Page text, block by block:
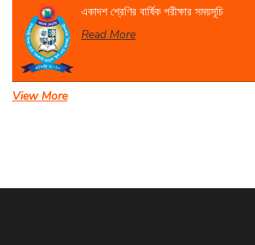
একাদশ শ্রেণির বার্ষিক পরীক্ষার সময়সূচি
Read More
View More